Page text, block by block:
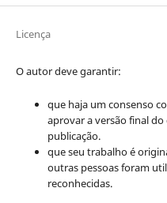
Licença
O autor deve garantir:
que haja um consenso
aprovar a versão final
publicação.
que seu trabalho é
outras pessoas foram
reconhecidas.